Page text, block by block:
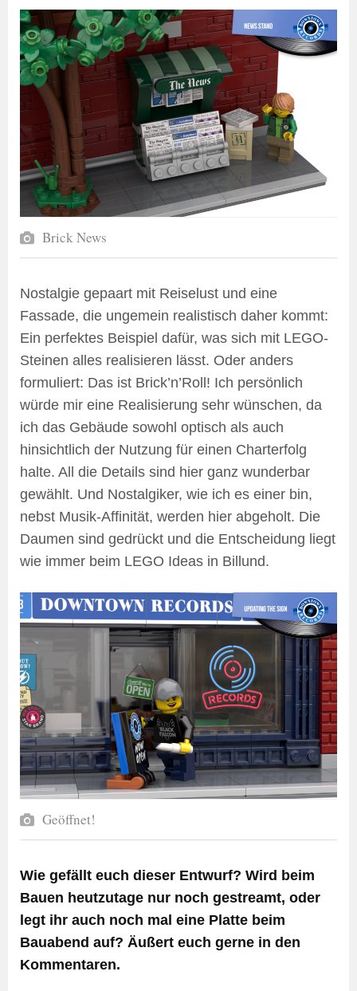
Brick News
Nostalgie gepaart mit Reiselust und eine
Fassade, die ungemein realistisch daher kommt:
Ein perfektes Beispiel dafür, was sich mit LEGO-
Steinen alles realisieren lässt. Oder anders
formuliert: Das ist Brick’n’Roll! Ich persönlich
würde mir eine Realisierung sehr wünschen, da
ich das Gebäude sowohl optisch als auch
hinsichtlich der Nutzung für einen Charterfolg
halte. All die Details sind hier ganz wunderbar
gewählt. Und Nostalgiker, wie ich es einer bin,
nebst Musik-Affinität, werden hier abgeholt. Die
Daumen sind gedrückt und die Entscheidung liegt
wie immer beim LEGO Ideas in Billund.
Geöffnet!
Wie gefällt euch dieser Entwurf? Wird beim
Bauen heutzutage nur noch gestreamt, oder
legt ihr auch noch mal eine Platte beim
Bauabend auf? Äußert euch gerne in den
Kommentaren.